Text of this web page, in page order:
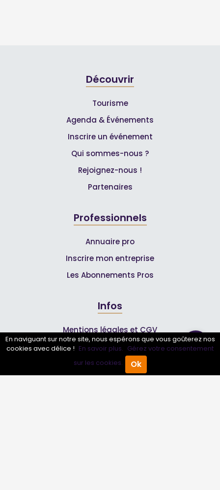
Annuaire Pro Agenda
Découvrir
Tourisme
Agenda & Événements
Inscrire un événement
Qui sommes-nous ?
Rejoignez-nous !
Partenaires
Professionnels
Annuaire pro
Inscrire mon entreprise
Les Abonnements Pros
Infos
Mentions légales et CGV
Suivez-nous
En naviguant sur notre site, nous espérons que vous goûterez nos
cookies avec délice ! En savoir plus. Gérez votre consentement
sur les cookies.
Ok